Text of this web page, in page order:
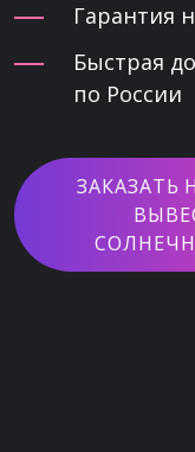
Гарантия
Быстрая
по России
ЗАКАЗАТЬ